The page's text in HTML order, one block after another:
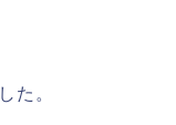
た。